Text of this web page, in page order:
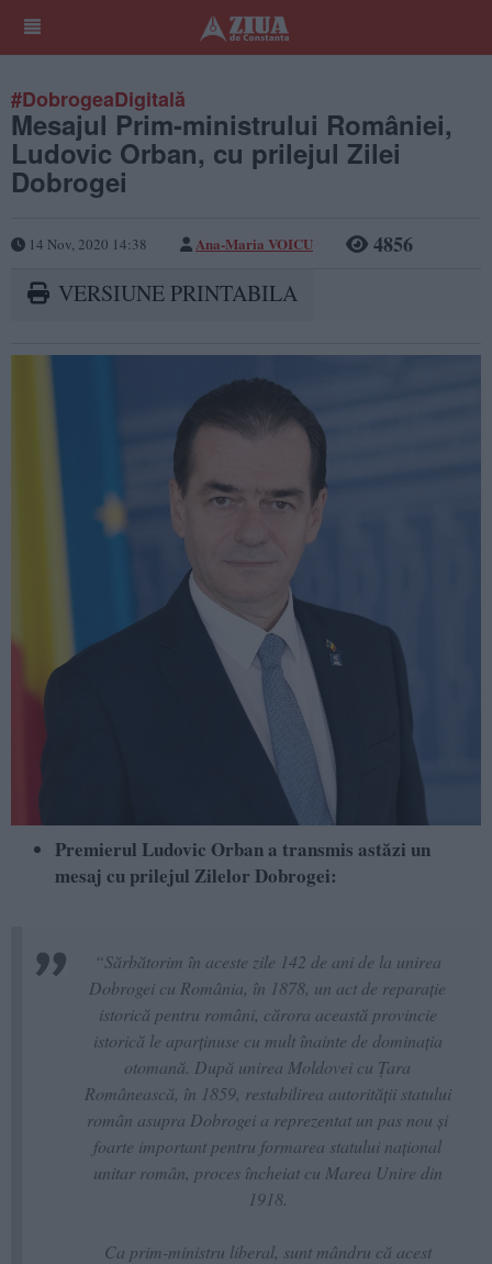
#DobrogeaDigitală
Mesajul Prim-ministrului României,
Ludovic Orban, cu prilejul Zilei
Dobrogei
14 Nov, 2020 14:38 Ana-Maria VOICU 4856
VERSIUNE PRINTABILA
Premierul Ludovic Orban a transmis astăzi un
mesaj cu prilejul Zilelor Dobrogei:
“Sărbătorim în aceste zile 142 de ani de la unirea
Dobrogei cu România, în 1878, un act de reparație
istorică pentru români, cărora această provincie
istorică le aparținuse cu mult înainte de dominația
otomană. După unirea Moldovei cu Ţara
Românească, în 1859, restabilirea autorității statului
român asupra Dobrogei a reprezentat un pas nou și
foarte important pentru formarea statului naţional
unitar român, proces încheiat cu Marea Unire din
1918.
Ca prim-ministru liberal, sunt mândru că acest